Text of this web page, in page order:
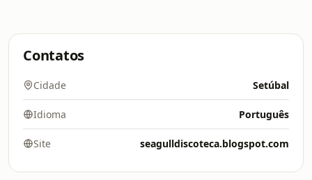
Contatos
Cidade Setúbal
Idioma Português
Site seagulldiscoteca.blogspot.com